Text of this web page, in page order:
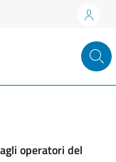
operatori del